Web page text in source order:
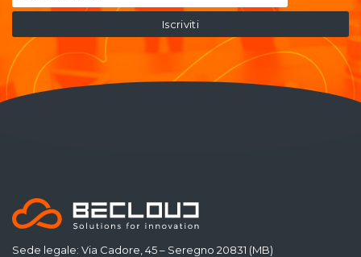
Sede legale: Via Cadore, 45 – Seregno 20831 (MB)